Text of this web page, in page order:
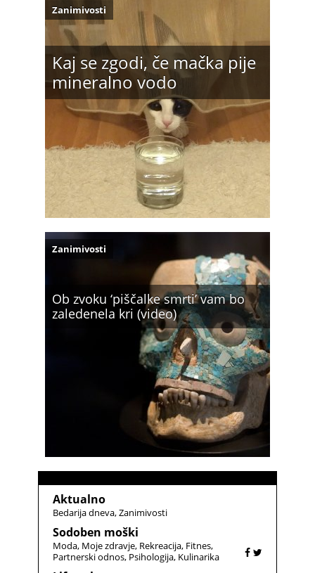
Kaj se zgodi, če mačka pije
mineralno vodo
Zanimivosti
Ob zvoku ‘piščalke smrti’ vam bo
zaledenela kri (video)
Zanimivosti
Aktualno
Bedarija dneva Zanimivosti
Sodoben moški
Moda Moje zdravje Rekreacija Fitnes
Partnerski odnos Psihologija Kulinarika